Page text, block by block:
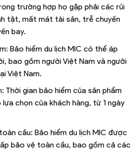
trường hợp họ gặp phải các rủi
tật, mất mát tài sản, trễ chuyến
bay.
Bảo hiểm du lịch MIC có thể áp
bao gồm người Việt Nam và người
Việt Nam.
Thời gian bảo hiểm của sản phẩm
chọn của khách hàng, từ 1 ngày
cầu: Bảo hiểm du lịch MIC được
bảo vệ toàn cầu, bao gồm cả các